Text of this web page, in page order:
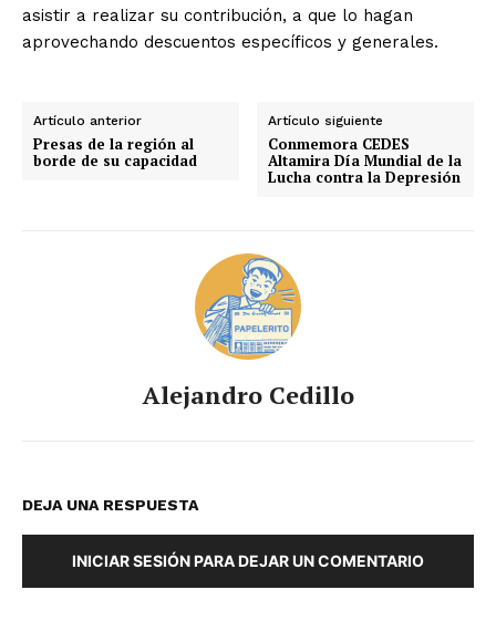
asistir a realizar su contribución, a que lo hagan
aprovechando descuentos específicos y generales.
Artículo anterior
Presas de la región al
borde de su capacidad
Artículo siguiente
Conmemora CEDES
Altamira Día Mundial de la
Lucha contra la Depresión
Alejandro Cedillo
DEJA UNA RESPUESTA
INICIAR SESIÓN PARA DEJAR UN COMENTARIO